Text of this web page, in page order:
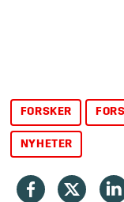
FORSKER
NYHETER